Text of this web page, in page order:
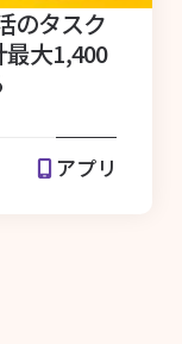
のタスク
大1,400
アプリ